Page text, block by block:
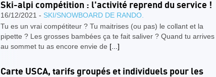
Ski-alpi compétition : l'activité reprend du service !
16/12/2021 - SKI/SNOWBOARD DE RANDO.
Tu es un vrai compétiteur ? Tu maitrises (ou pas) le collant et la
pipette ? Les grosses bambées ça te fait saliver ? Quand tu arrives
au sommet tu as encore envie de [...]
Carte USCA, tarifs groupés et individuels pour les